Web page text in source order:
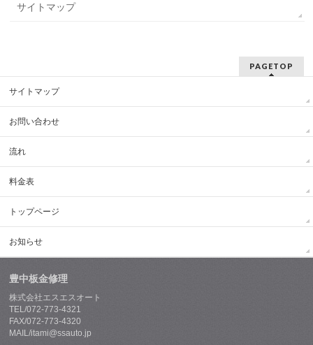
サイトマップ
PAGETOP
サイトマップ
お問い合わせ
流れ
料金表
トップページ
お知らせ
豊中板金修理
株式会社エスエスオート
TEL/072-773-4321
FAX/072-773-4320
MAIL/itami@ssauto.jp